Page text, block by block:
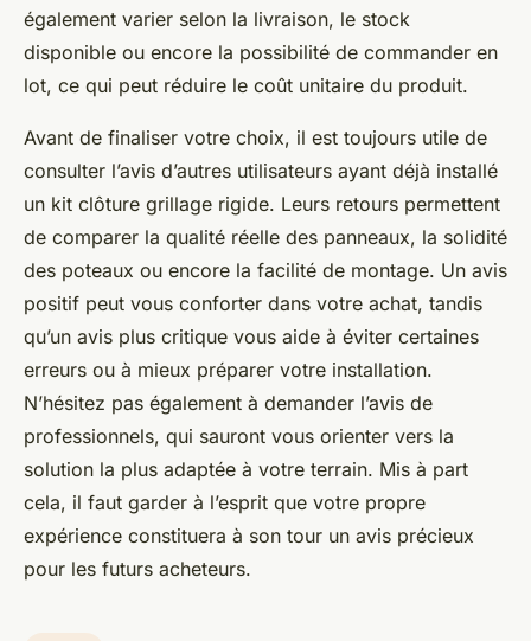
également varier selon la livraison, le stock
disponible ou encore la possibilité de commander en
lot, ce qui peut réduire le coût unitaire du produit.
Avant de finaliser votre choix, il est toujours utile de
consulter l’avis d’autres utilisateurs ayant déjà installé
un kit clôture grillage rigide. Leurs retours permettent
de comparer la qualité réelle des panneaux, la solidité
des poteaux ou encore la facilité de montage. Un avis
positif peut vous conforter dans votre achat, tandis
qu’un avis plus critique vous aide à éviter certaines
erreurs ou à mieux préparer votre installation.
N’hésitez pas également à demander l’avis de
professionnels, qui sauront vous orienter vers la
solution la plus adaptée à votre terrain. Mis à part
cela, il faut garder à l’esprit que votre propre
expérience constituera à son tour un avis précieux
pour les futurs acheteurs.